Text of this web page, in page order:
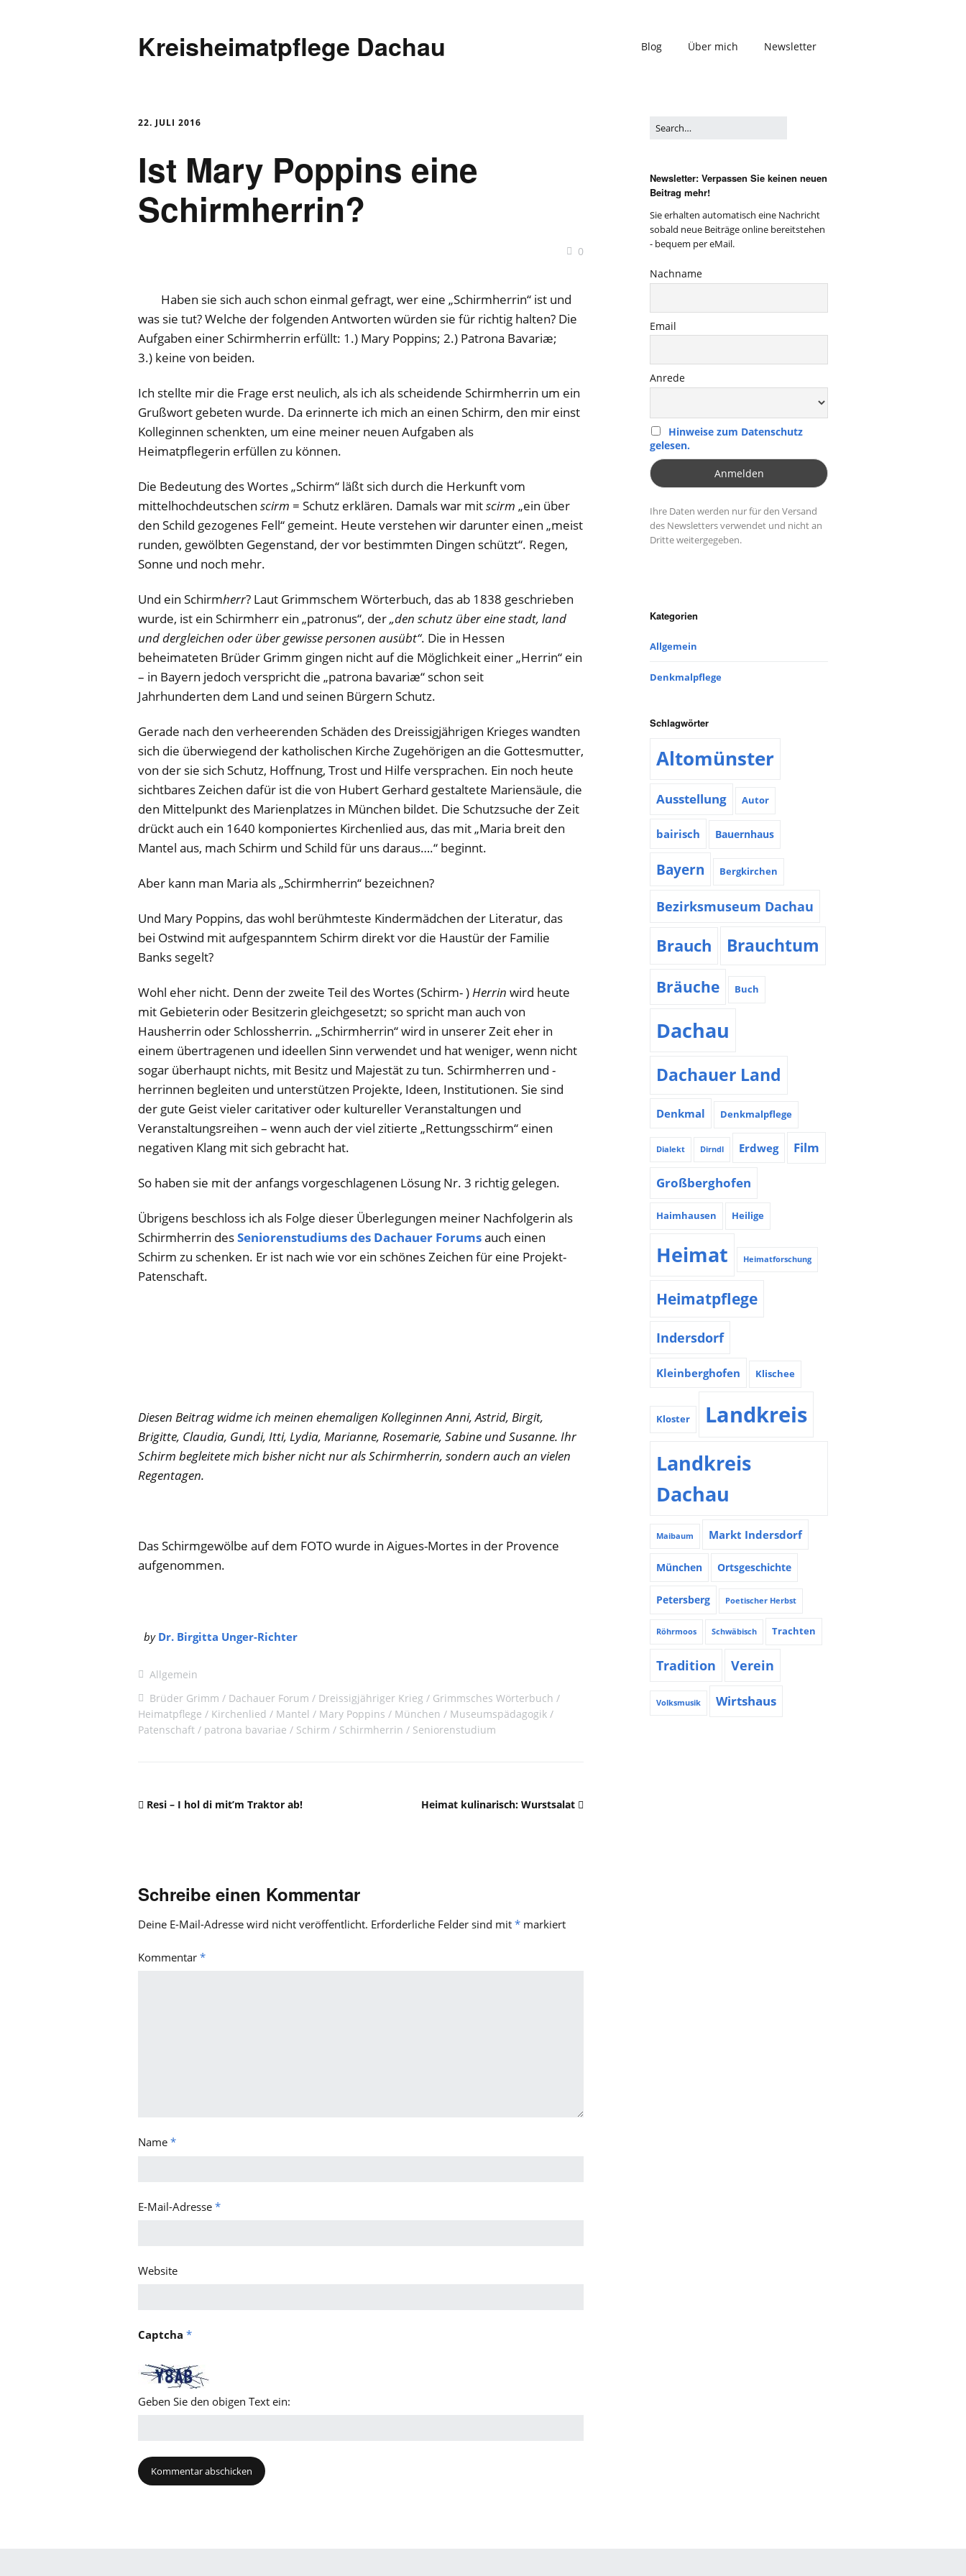
Kreisheimatpflege Dachau Blog Über mich Newsletter
22. JULI 2016
Ist Mary Poppins eine
Schirmherrin?
0
Haben sie sich auch schon einmal gefragt, wer eine „Schirmherrin“ ist und
was sie tut? Welche der folgenden Antworten würden sie für richtig halten? Die
Aufgaben einer Schirmherrin erfüllt: 1.) Mary Poppins; 2.) Patrona Bavariæ;
3.) keine von beiden.
Ich stellte mir die Frage erst neulich, als ich als scheidende Schirmherrin um ein
Grußwort gebeten wurde. Da erinnerte ich mich an einen Schirm, den mir einst
Kolleginnen schenkten, um eine meiner neuen Aufgaben als
Heimatpflegerin erfüllen zu können.
Die Bedeutung des Wortes „Schirm“ läßt sich durch die Herkunft vom
mittelhochdeutschen scirm = Schutz erklären. Damals war mitscirm „ein über
den Schild gezogenes Fell“ gemeint. Heute verstehen wir darunter einen „meist
runden, gewölbten Gegenstand, der vor bestimmten Dingen schützt“. Regen,
Sonne und noch mehr.
Und ein Schirmherr? Laut Grimmschem Wörterbuch, das ab 1838 geschrieben
wurde, ist ein Schirmherr ein „patronus“, der„den schutz über eine stadt, land
und dergleichen oder über gewisse personen ausübt“. Die in Hessen
beheimateten Brüder Grimm gingen nicht auf die Möglichkeit einer „Herrin“ ein
– in Bayern jedoch verspricht die „patrona bavariæ“ schon seit
Jahrhunderten dem Land und seinen Bürgern Schutz.
Gerade nach den verheerenden Schäden des Dreissigjährigen Krieges wandten
sich die überwiegend der katholischen Kirche Zugehörigen an die Gottesmutter,
von der sie sich Schutz, Hoffnung, Trost und Hilfe versprachen. Ein noch heute
sichtbares Zeichen dafür ist die von Hubert Gerhard gestaltete Mariensäule, die
den Mittelpunkt des Marienplatzes in München bildet. Die Schutzsuche der Zeit
drückt auch ein 1640 komponiertes Kirchenlied aus, das mit „Maria breit den
Mantel aus, mach Schirm und Schild für uns daraus….“ beginnt.
Aber kann man Maria als „Schirmherrin“ bezeichnen?
Und Mary Poppins, das wohl berühmteste Kindermädchen der Literatur, das
bei Ostwind mit aufgespanntem Schirm direkt vor die Haustür der Familie
Banks segelt?
Wohl eher nicht. Denn der zweite Teil des Wortes (Schirm- ) Herrin wird heute
mit Gebieterin oder Besitzerin gleichgesetzt; so spricht man auch von
Hausherrin oder Schlossherrin. „Schirmherrin“ wird in unserer Zeit eher in
einem übertragenen und ideellen Sinn verwendet und hat weniger, wenn nicht
sogar überhaupt nichts, mit Besitz und Majestät zu tun. Schirmherren und -
herrinnen begleiten und unterstützen Projekte, Ideen, Institutionen. Sie sind
der gute Geist vieler caritativer oder kultureller Veranstaltungen und
Veranstaltungsreihen – wenn auch der viel zitierte „Rettungsschirm“ einen
negativen Klang mit sich gebracht hat.
So haben sie mit der anfangs vorgeschlagenen Lösung Nr. 3 richtig gelegen.
Übrigens beschloss ich als Folge dieser Überlegungen meiner Nachfolgerin als
Schirmherrin desSeniorenstudiums des Dachauer Forumsauch einen
Schirm zu schenken. Er ist nach wie vor ein schönes Zeichen für eine Projekt-
Patenschaft.
Diesen Beitrag widme ich meinen ehemaligen Kolleginnen Anni, Astrid, Birgit,
Brigitte, Claudia, Gundi, Itti, Lydia, Marianne, Rosemarie, Sabine und Susanne. Ihr
Schirm begleitete mich bisher nicht nur als Schirmherrin, sondern auch an vielen
Regentagen.
Das Schirmgewölbe auf dem FOTO wurde in Aigues-Mortes in der Provence
aufgenommen.
by Dr. Birgitta Unger-Richter
Allgemein
Brüder Grimm
Dachauer Forum Dreissigjähriger Krieg
Grimmsches Wörterbuch
Heimatpflege
Kirchenlied Mantel Mary Poppins München
Museumspädagogik
Patenschaft
patrona bavariae Schirm Schirmherrin Seniorenstudium
Resi – I hol di mit’m Traktor ab! Heimat kulinarisch: Wurstsalat
Schreibe einen Kommentar
Deine E-Mail-Adresse wird nicht veröffentlicht. Erforderliche Felder sind mit * markiert
Kommentar *
Name *
E-Mail-Adresse *
Website
Captcha *
Geben Sie den obigen Text ein:
Newsletter: Verpassen Sie keinen neuen
Beitrag mehr!
Sie erhalten automatisch eine Nachricht
sobald neue Beiträge online bereitstehen
- bequem per eMail.
Nachname
Email
Anrede
Hinweise zum Datenschutz
gelesen.
Ihre Daten werden nur für den Versand
des Newsletters verwendet und nicht an
Dritte weitergegeben.
Kategorien
Allgemein
Denkmalpflege
Schlagwörter
Altomünster
Ausstellung Autor
bairisch Bauernhaus
Bayern Bergkirchen
Bezirksmuseum Dachau
Brauch Brauchtum
Bräuche Buch
Dachau
Dachauer Land
Denkmal Denkmalpflege
Dialekt Dirndl Erdweg Film
Großberghofen
Haimhausen Heilige
Heimat Heimatforschung
Heimatpflege
Indersdorf
Kleinberghofen Klischee
Kloster Landkreis
Landkreis
Dachau
Maibaum Markt Indersdorf
München Ortsgeschichte
Petersberg Poetischer Herbst
Röhrmoos Schwäbisch Trachten
Tradition Verein
Volksmusik Wirtshaus